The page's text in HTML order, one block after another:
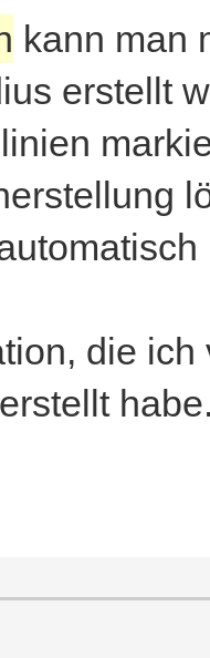
kann man
erstellt
die